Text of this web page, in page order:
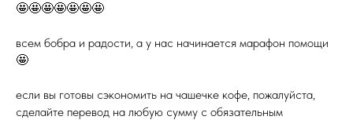
🤩🤩🤩🤩🤩🤩🤩
всем бобра и радости, а у нас начинается марафон помощи
🤩
если вы готовы сэкономить на чашечке кофе, пожалуйста,
сделайте перевод на любую сумму с обязательным